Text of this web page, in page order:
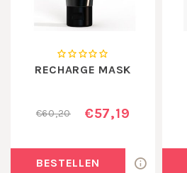
RECHARGE MASK
€60,20 €57,19
BESTELLEN